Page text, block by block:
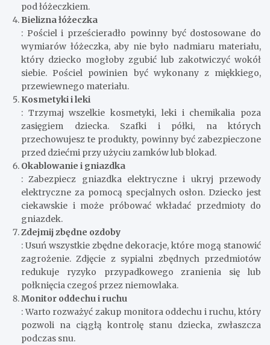
pod łóżeczkiem.
Bielizna łóżeczka
: Pościel i prześcieradło powinny być dostosowane do
wymiarów łóżeczka, aby nie było nadmiaru materiału,
który dziecko mogłoby zgubić lub zakotwiczyć wokół
siebie. Pościel powinien być wykonany z miękkiego,
przewiewnego materiału.
Kosmetyki i leki
: Trzymaj wszelkie kosmetyki, leki i chemikalia poza
zasięgiem dziecka. Szafki i półki, na których
przechowujesz te produkty, powinny być zabezpieczone
przed dziećmi przy użyciu zamków lub blokad.
Okablowanie i gniazdka
: Zabezpiecz gniazdka elektryczne i ukryj przewody
elektryczne za pomocą specjalnych osłon. Dziecko jest
ciekawskie i może próbować wkładać przedmioty do
gniazdek.
Zdejmij zbędne ozdoby
: Usuń wszystkie zbędne dekoracje, które mogą stanowić
zagrożenie. Zdjęcie z sypialni zbędnych przedmiotów
redukuje ryzyko przypadkowego zranienia się lub
połknięcia czegoś przez niemowlaka.
Monitor oddechu i ruchu
: Warto rozważyć zakup monitora oddechu i ruchu, który
pozwoli na ciągłą kontrolę stanu dziecka, zwłaszcza
podczas snu.